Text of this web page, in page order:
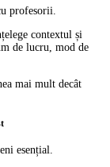
profesorii.
contextul și
de lucru, mod de
mai mult decât
esențial.